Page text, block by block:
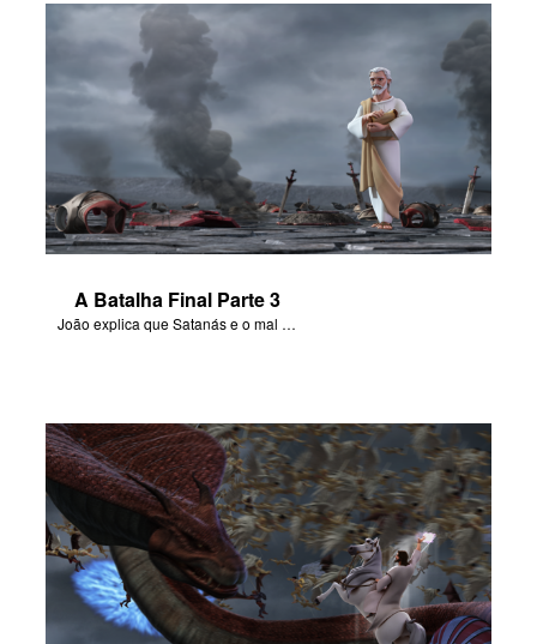
A Batalha Final Parte 3
João explica que Satanás e o mal foram destruídos para sempre.